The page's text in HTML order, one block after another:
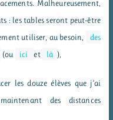
Malheureusement,
: les tables seront peut-être
utiliser, au besoin,
des
(ou ici et là ),
les douze élèves que j’ai
des distances